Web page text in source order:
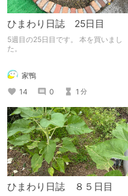
ひまわり日誌 25日目
5週目の25日目です。 本を買いまし
た。
家鴨
14
0 1 分
ひまわり日誌 ８５日目